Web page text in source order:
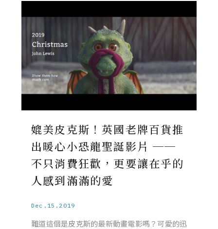
媲美皮克斯！英國老牌百貨推
出暖心小恐龍聖誕影片 ──
不只消費狂歡，更要讓在乎的
人感到滿滿的愛
Dec.15.2019
難道這個是皮克斯的最新動畫電影嗎？可愛的迅